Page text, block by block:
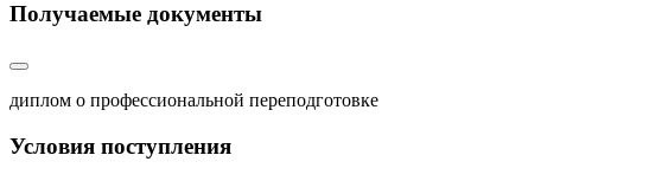
Получаемые документы
диплом о профессиональной переподготовке
Условия поступления